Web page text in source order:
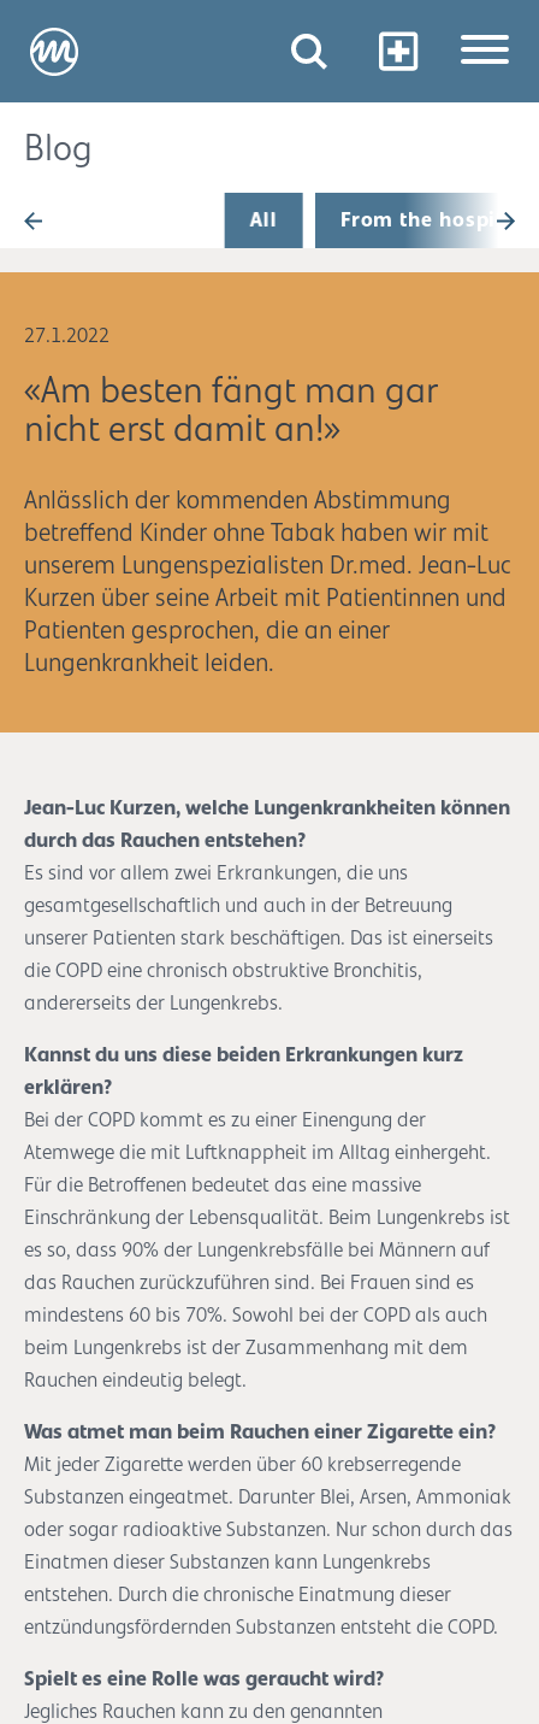
Blog
All From the hospital
27.1.2022
«Am besten fängt man gar
nicht erst damit an!»
Anlässlich der kommenden Abstimmung
betreffend Kinder ohne Tabak haben wir mit
unserem Lungenspezialisten Dr.med. Jean-Luc
Kurzen über seine Arbeit mit Patientinnen und
Patienten gesprochen, die an einer
Lungenkrankheit leiden.
Jean-Luc Kurzen, welche Lungenkrankheiten können
durch das Rauchen entstehen?
Es sind vor allem zwei Erkrankungen, die uns
gesamtgesellschaftlich und auch in der Betreuung
unserer Patienten stark beschäftigen. Das ist einerseits
die COPD eine chronisch obstruktive Bronchitis,
andererseits der Lungenkrebs.
Kannst du uns diese beiden Erkrankungen kurz
erklären?
Bei der COPD kommt es zu einer Einengung der
Atemwege die mit Luftknappheit im Alltag einhergeht.
Für die Betroffenen bedeutet das eine massive
Einschränkung der Lebensqualität. Beim Lungenkrebs ist
es so, dass 90% der Lungenkrebsfälle bei Männern auf
das Rauchen zurückzuführen sind. Bei Frauen sind es
mindestens 60 bis 70%. Sowohl bei der COPD als auch
beim Lungenkrebs ist der Zusammenhang mit dem
Rauchen eindeutig belegt.
Was atmet man beim Rauchen einer Zigarette ein?
Mit jeder Zigarette werden über 60 krebserregende
Substanzen eingeatmet. Darunter Blei, Arsen, Ammoniak
oder sogar radioaktive Substanzen. Nur schon durch das
Einatmen dieser Substanzen kann Lungenkrebs
entstehen. Durch die chronische Einatmung dieser
entzündungsfördernden Substanzen entsteht die COPD.
Spielt es eine Rolle was geraucht wird?
Jegliches Rauchen kann zu den genannten